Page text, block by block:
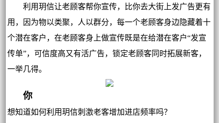
利用玥信让老顾客帮你宣传，比你去大街上发广告更有
用，因为物以类聚，人以群分，每一个老顾客身边隐藏着十
个潜在客户，在老顾客身上做宣传既是在给潜在客户“发宣
传单”，可信度高又有活广告，锁定老顾客同时拓展新客，
一举几得。
你
想知道如何利用玥信刺激老客增加进店频率吗？